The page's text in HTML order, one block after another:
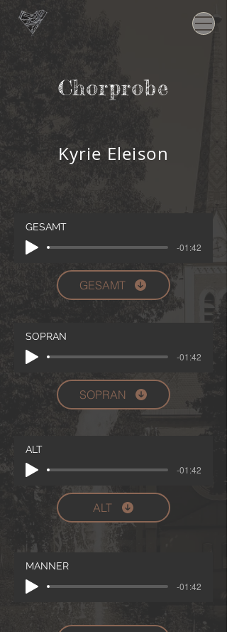
Chorprobe
Kyrie Eleison
GESAMT
-01:42
GESAMT
SOPRAN
-01:42
SOPRAN
ALT
-01:42
ALT
MÄNNER
-01:42